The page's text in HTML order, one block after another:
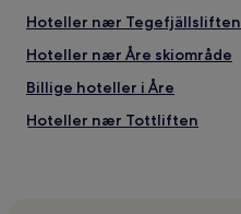
Hoteller nær Tegefjällsliften
Hoteller nær Åre skiområde
Billige hoteller i Åre
Hoteller nær Tottliften